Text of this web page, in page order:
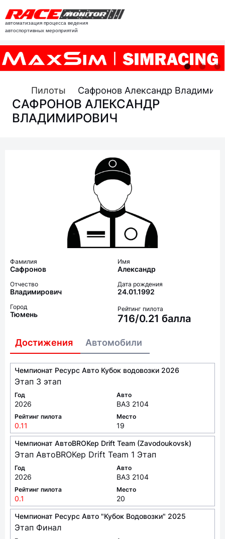
автоматизация процесса ведения
автоспортивных мероприятий
Пилоты Сафронов Александр
САФРОНОВ АЛЕКСАНДР
ВЛАДИМИРОВИЧ
Фамилия
Сафронов
Имя
Александр
Отчество
Владимирович
Дата рождения
24.01.1992
Город
Тюмень
Рейтинг пилота
716/0.21 балла
Достижения Автомобили
Чемпионат Ресурс Авто Кубок водовозки 2026
Этап 3 этап
Год
2026
Авто
ВАЗ 2104
Рейтинг пилота
0.11
Место
19
Чемпионат АвтоBROКер Drift Team (Zavodoukovsk)
Этап АвтоBROКер Drift Team 1 Этап
Год
2026
Авто
ВАЗ 2104
Рейтинг пилота
0.1
Место
20
Чемпионат Ресурс Авто "Кубок Водовозки" 2025
Этап Финал